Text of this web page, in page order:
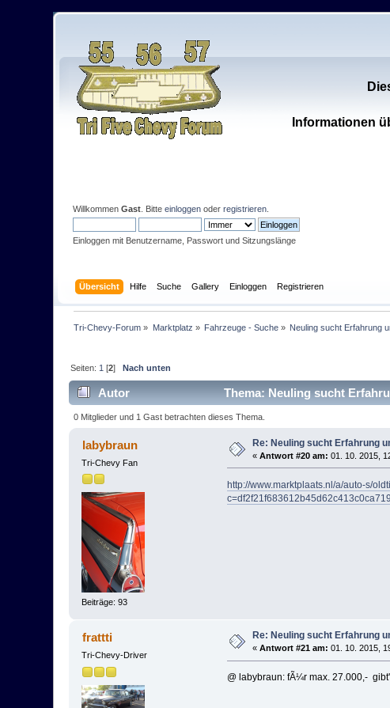
Informationen
WillkommenGast . Bitteeinloggen oderregistrieren
Einloggen mit Benutzername, Passwort und Sitzungslänge
Übersicht Hilfe Suche Gallery Einloggen Registrieren
Tri-Chevy-Forum » Marktplatz » Fahrzeuge - Suche » Neuling sucht Erfahrung
Seiten:1 [2] Nach unten
Autor Thema: Neuling sucht
0 Mitglieder und 1 Gast betrachten dieses Thema.
labybraun
Tri-Chevy Fan
Beiträge: 93
Re: Neuling sucht Erfahrung
«Antwort #20 am: 01. 10. 2015,
http://www.marktplaats.nl/a/auto-s/
frattti
Tri-Chevy-Driver
Re: Neuling sucht Erfahrung
«Antwort #21 am: 01. 10. 2015,
@ labybraun: fÃ¼r max. 27.000,-